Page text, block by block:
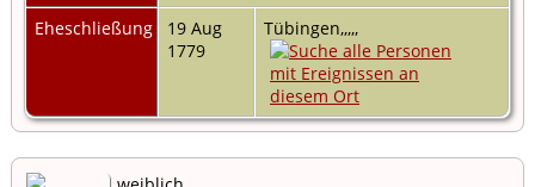
Eheschließung
19 Aug
1779
Tübingen,,,,,